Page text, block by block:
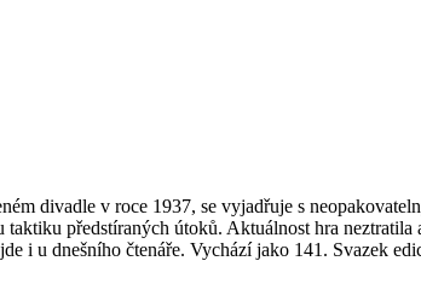
divadle v roce 1937, se vyjadřuje s
taktiku předstíraných útoků. Aktuálnost hra
i u dnešního čtenáře. Vychází jako 141. Svazek